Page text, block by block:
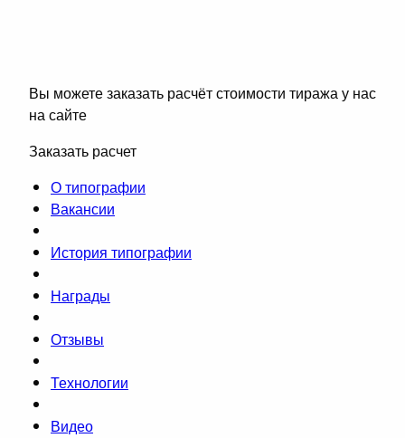
Вы можете заказать расчёт стоимости тиража у нас
на сайте
Заказать расчет
О типографии
Вакансии
История типографии
Награды
Отзывы
Технологии
Видео